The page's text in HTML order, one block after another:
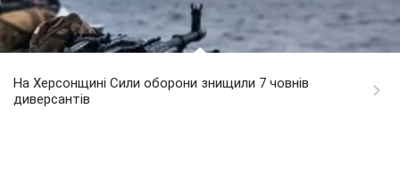
На Херсонщині Сили оборони знищили 7 човнів
диверсантів